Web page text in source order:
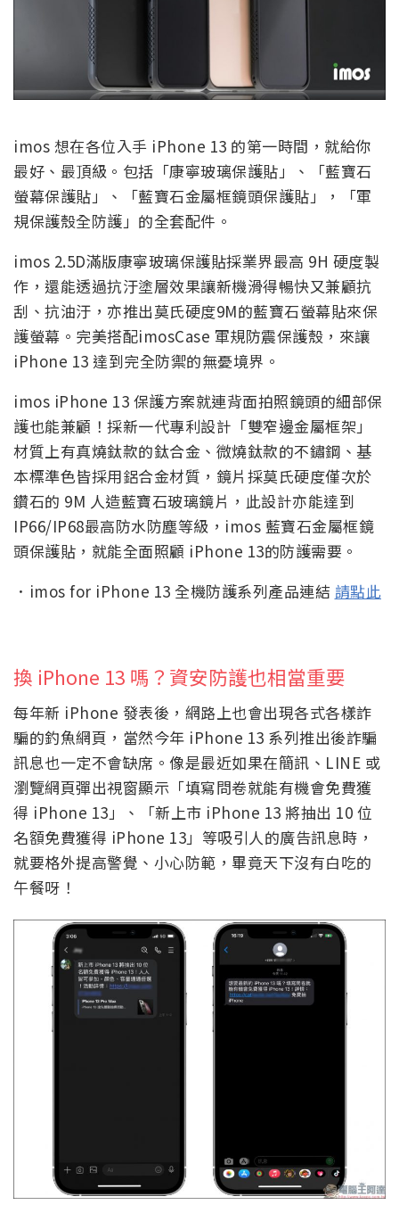
imos 想在各位入手 iPhone 13 的第一時間，就給你
最好、最頂級。包括「康寧玻璃保護貼」、「藍寶石
螢幕保護貼」、「藍寶石金屬框鏡頭保護貼」，「軍
規保護殼全防護」的全套配件。
imos 2.5D滿版康寧玻璃保護貼採業界最高 9H 硬度製
作，還能透過抗汙塗層效果讓新機滑得暢快又兼顧抗
刮、抗油汙，亦推出莫氏硬度9M的藍寶石螢幕貼來保
護螢幕。完美搭配imosCase 軍規防震保護殼，來讓
iPhone 13 達到完全防禦的無憂境界。
imos iPhone 13 保護方案就連背面拍照鏡頭的細部保
護也能兼顧！採新一代專利設計「雙窄邊金屬框架」
材質上有真燒鈦款的鈦合金、微燒鈦款的不鏽鋼、基
本標準色皆採用鋁合金材質，鏡片採莫氏硬度僅次於
鑽石的 9M 人造藍寶石玻璃鏡片，此設計亦能達到
IP66/IP68最高防水防塵等級，imos 藍寶石金屬框鏡
頭保護貼，就能全面照顧 iPhone 13的防護需要。
．imos for iPhone 13 全機防護系列產品連結 請點此
換 iPhone 13 嗎？資安防護也相當重要
每年新 iPhone 發表後，網路上也會出現各式各樣詐
騙的釣魚網頁，當然今年 iPhone 13 系列推出後詐騙
訊息也一定不會缺席。像是最近如果在簡訊、LINE 或
瀏覽網頁彈出視窗顯示「填寫問卷就能有機會免費獲
得 iPhone 13」、「新上市 iPhone 13 將抽出 10 位
名額免費獲得 iPhone 13」等吸引人的廣告訊息時，
就要格外提高警覺、小心防範，畢竟天下沒有白吃的
午餐呀！